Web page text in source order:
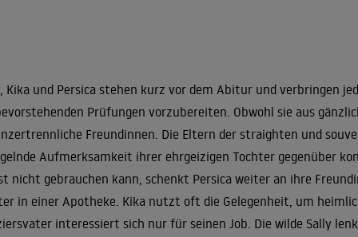
Kika und Persica stehen kurz vor dem Abitur und verbringen
Prüfungen vorzubereiten. Obwohl sie aus
Freundinnen. Die Eltern der straighten und
Aufmerksamkeit ihrer ehrgeizigen Tochter gegenüber
nicht gebrauchen kann, schenkt Persica weiter an ihre
in einer Apotheke. Kika nutzt oft die Gelegenheit, um
interessiert sich nur für seinen Job. Die wilde Sally